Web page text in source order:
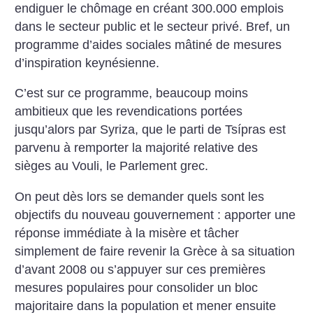
endiguer le chômage en créant 300.000 emplois
dans le secteur public et le secteur privé. Bref, un
programme d’aides sociales mâtiné de mesures
d’inspiration keynésienne.
C’est sur ce programme, beaucoup moins
ambitieux que les revendications portées
jusqu’alors par Syriza, que le parti de Tsípras est
parvenu à remporter la majorité relative des
sièges au Vouli, le Parlement grec.
On peut dès lors se demander quels sont les
objectifs du nouveau gouvernement : apporter une
réponse immédiate à la misère et tâcher
simplement de faire revenir la Grèce à sa situation
d’avant 2008 ou s’appuyer sur ces premières
mesures populaires pour consolider un bloc
majoritaire dans la population et mener ensuite